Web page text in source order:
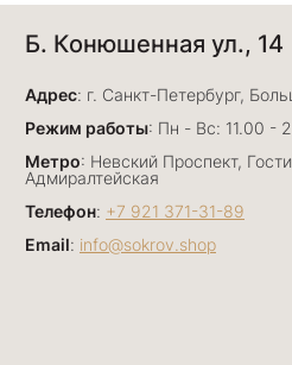
29 июня
база, а есть совсем
оригинальные. Спасибо
деликатность и
Буду рекомендовать))
Показать полностью
Лизавета
Б. Конюшенная ул., 14
Адрес: г. Санкт-Петербург,
Режим работы: Пн - Вс: 11.00 -
Метро: Невский Проспект,
Адмиралтейская
Телефон: +7 921 371-31-89
Email: info@sokrov.shop